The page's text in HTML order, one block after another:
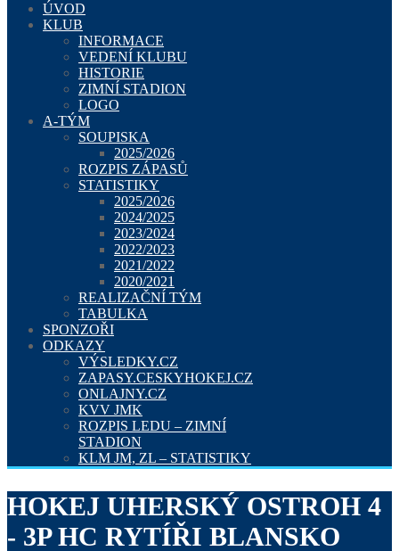
ÚVOD
KLUB
INFORMACE
VEDENÍ KLUBU
HISTORIE
ZIMNÍ STADION
LOGO
A-TÝM
SOUPISKA
2025/2026
ROZPIS ZÁPASŮ
STATISTIKY
2025/2026
2024/2025
2023/2024
2022/2023
2021/2022
2020/2021
REALIZAČNÍ TÝM
TABULKA
SPONZOŘI
ODKAZY
VÝSLEDKY.CZ
ZAPASY.CESKYHOKEJ.CZ
ONLAJNY.CZ
KVV JMK
ROZPIS LEDU – ZIMNÍ
STADION
KLM JM, ZL – STATISTIKY
HOKEJ UHERSKÝ OSTROH 4
- 3P HC RYTÍŘI BLANSKO